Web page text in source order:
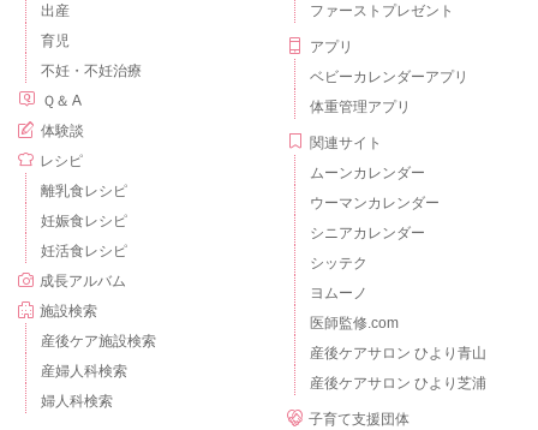
出産
育児
不妊・不妊治療
Ｑ＆Ａ
体験談
レシピ
離乳食レシピ
妊娠食レシピ
妊活食レシピ
成長アルバム
施設検索
産後ケア施設検索
産婦人科検索
婦人科検索
ファーストプレゼント
アプリ
ベビーカレンダーアプリ
体重管理アプリ
関連サイト
ムーンカレンダー
ウーマンカレンダー
シニアカレンダー
シッテク
ヨムーノ
医師監修.com
産後ケアサロン ひより青山
産後ケアサロン ひより芝浦
子育て支援団体